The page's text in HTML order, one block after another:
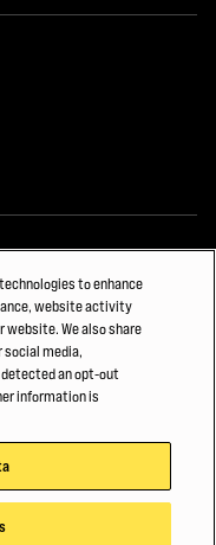
защищены.
to enhance
website activity
We also share
media,
an opt-out
information is